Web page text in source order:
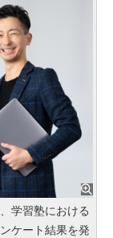
学習塾における
ケート結果を発